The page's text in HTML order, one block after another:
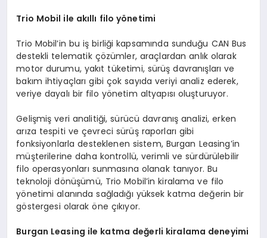
Trio Mobil ile akıllı filo yönetimi
Trio Mobil’in bu iş birliği kapsamında sunduğu CAN Bus
destekli telematik çözümler, araçlardan anlık olarak
motor durumu, yakıt tüketimi, sürüş davranışları ve
bakım ihtiyaçları gibi çok sayıda veriyi analiz ederek,
veriye dayalı bir filo yönetim altyapısı oluşturuyor.
Gelişmiş veri analitiği, sürücü davranış analizi, erken
arıza tespiti ve çevreci sürüş raporları gibi
fonksiyonlarla desteklenen sistem, Burgan Leasing’in
müşterilerine daha kontrollü, verimli ve sürdürülebilir
filo operasyonları sunmasına olanak tanıyor. Bu
teknoloji dönüşümü, Trio Mobil’in kiralama ve filo
yönetimi alanında sağladığı yüksek katma değerin bir
göstergesi olarak öne çıkıyor.
Burgan Leasing ile katma değerli kiralama deneyimi